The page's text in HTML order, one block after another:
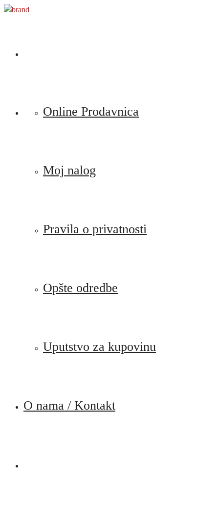
Preskoči
Online Prodavnica
Moj nalog
Pravila o privatnosti
Opšte odredbe
Uputstvo za kupovinu
O nama / Kontakt